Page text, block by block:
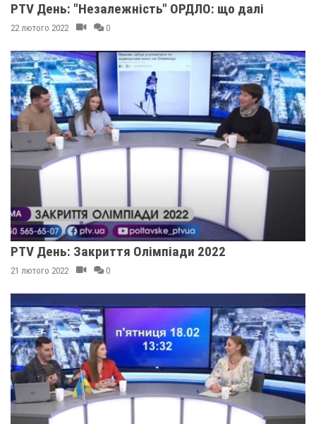
PTV День: "Незалежність" ОРДЛО: що далі
22 лютого 2022 0
PTV День: Закриття Олімпіади 2022
21 лютого 2022 0